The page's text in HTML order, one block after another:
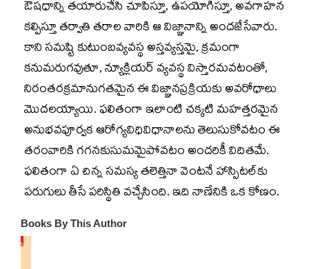
ఔషధాన్ని తయారుచేసి చూపిస్తూ, ఉపయోగిస్తూ, అవగాహన
కల్పిస్తూ తర్వాతి తరాల వారికి ఆ విజ్ఞానాన్ని అందజేసేవారు.
కాని సమష్టి కుటుంబవ్యవస్థ అస్తవ్యస్తమై, క్రమంగా
కనుమరుగవుతూ, న్యూక్లియర్‌ వ్యవస్థ విస్తారమవటంతో,
నిరంతరక్రమానుగతమైన ఈ విజ్ఞానప్రక్రియకు అవరోధాలు
మొదలయ్యాయి. ఫలితంగా ఇలాంటి చక్కటి మహత్తరమైన
అనుభవపూర్వక ఆరోగ్యవిధివిధానాలను తెలుసుకోవటం ఈ
తరంవారికి గగనకుసుమమైపోవటం అందరికీ విదితమే.
ఫలితంగా ఏ చిన్న సమస్య తలెత్తినా వెంటనే హాస్పిటల్‌కు
పరుగులు తీసే పరిస్థితి వచ్చేసింది. ఇది నాణేనికి ఒక కోణం.
Books By This Author